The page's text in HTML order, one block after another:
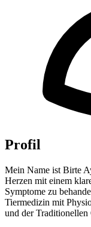
Profil
Mein Name ist Birte
Herzen mit einem
Symptome zu
Tiermedizin mit
und der